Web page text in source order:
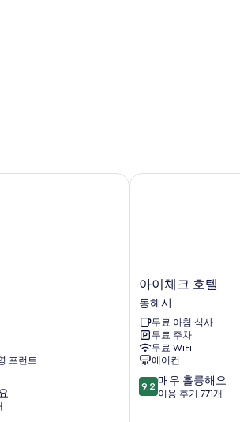
프런트
아
이
체
크
호
텔
동
해
시
아이체크 호텔
동해시
무료 아침 식사
무료 주차
무료 WiFi
에어컨
10
점
9.2 매우 훌륭해요
이용 후기 771개
아이체크 호텔